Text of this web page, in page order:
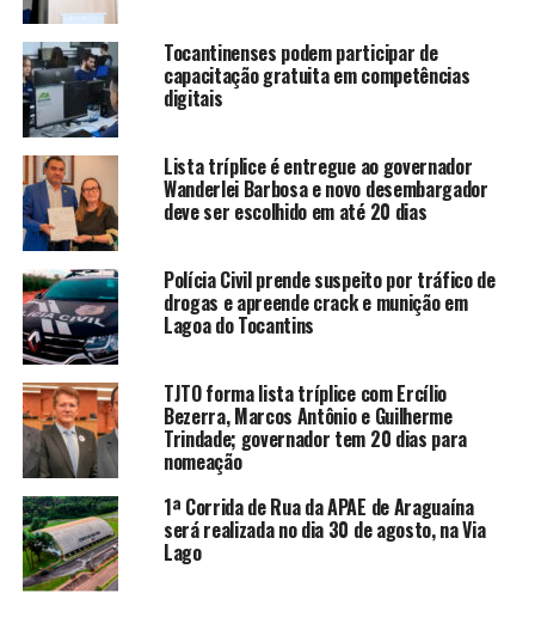
Tocantinenses podem participar de
capacitação gratuita em competências
digitais
Lista tríplice é entregue ao governador
Wanderlei Barbosa e novo desembargador
deve ser escolhido em até 20 dias
Polícia Civil prende suspeito por tráfico de
drogas e apreende crack e munição em
Lagoa do Tocantins
TJTO forma lista tríplice com Ercílio
Bezerra, Marcos Antônio e Guilherme
Trindade; governador tem 20 dias para
nomeação
1ª Corrida de Rua da APAE de Araguaína
será realizada no dia 30 de agosto, na Via
Lago